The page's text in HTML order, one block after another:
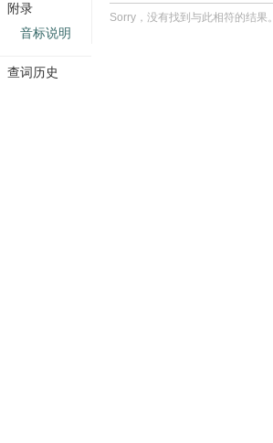
Sorry，没有找到与此相符的结果。
附录
音标说明
查词历史